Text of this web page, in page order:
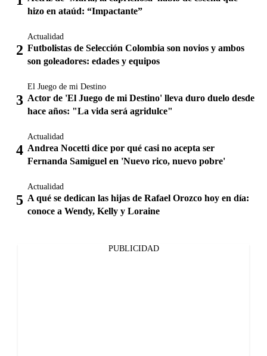
hizo en ataúd: “Impactante”
Actualidad
Futbolistas de Selección Colombia son novios y ambos
son goleadores: edades y equipos
El Juego de mi Destino
Actor de 'El Juego de mi Destino' lleva duro duelo desde
hace años: "La vida será agridulce"
Actualidad
Andrea Nocetti dice por qué casi no acepta ser
Fernanda Samiguel en 'Nuevo rico, nuevo pobre'
Actualidad
A qué se dedican las hijas de Rafael Orozco hoy en día:
conoce a Wendy, Kelly y Loraine
PUBLICIDAD